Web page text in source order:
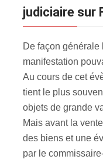
judiciaire sur
De façon
manifestation
Au cours de cet
tient le plus
objets de grande
Mais avant la
des biens et une
par le